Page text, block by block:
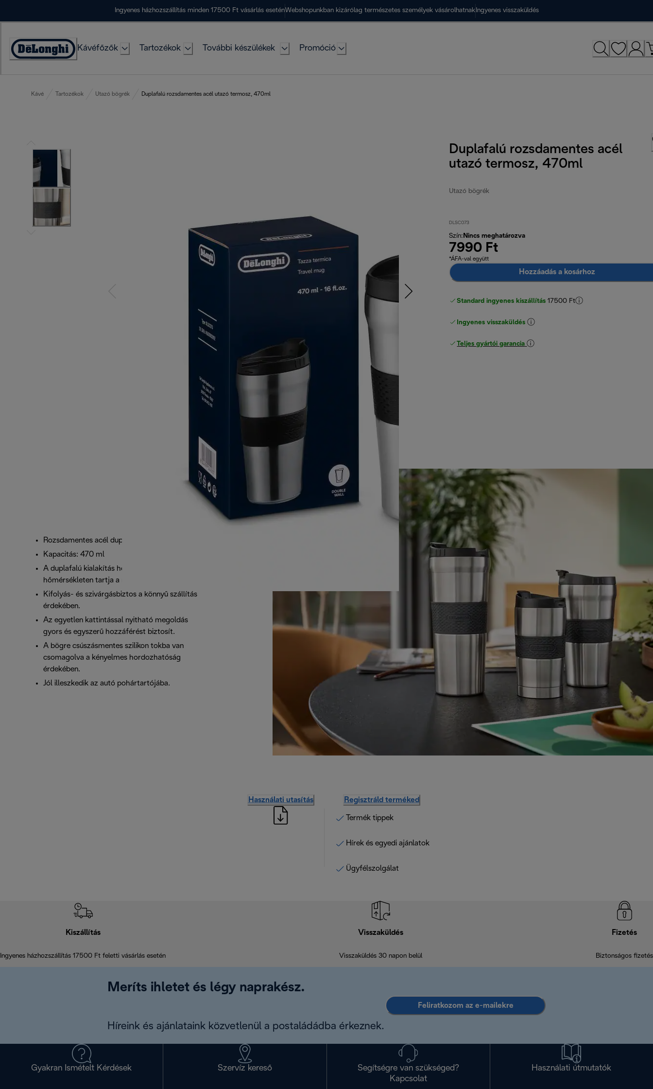
Ingyenes házhozszállítás minden 17500 Ft vásárlás eseténWebshopunkban kizárólag természetes személyek vásárolhatnak Ingyenes visszaküldés
Accessibility
Kávéfőzők Tartozékok További készülékek Promóció
Kávé Tartozékok Utazó bögrék Duplafalú rozsdamentes acél utazó termosz, 470ml
Duplafalú rozsdamentes acél
utazó termosz, 470ml
Utazó bögrék
DLSC073
Szín: Nincs meghatározva
7990 Ft
*ÁFA-val együtt
Hozzáadás a kosárhoz
Standard ingyenes kiszállítás 17500 Ft
Ingyenes visszaküldés
Teljes gyártói garancia
Rozsdamentes acél duplafalú termikus bögre
Kapacitás: 470 ml
A duplafalú kialakítás hosszú ideig ideális
hőmérsékleten tartja a meleg és hideg italokat.
Kifolyás- és szivárgásbiztos a könnyű szállítás
érdekében.
Az egyetlen kattintással nyitható megoldás
gyors és egyszerű hozzáférést biztosít.
A bögre csúszásmentes szilikon tokba van
csomagolva a kényelmes hordozhatóság
érdekében.
Jól illeszkedik az autó pohártartójába.
Használati utasítás Regisztráld terméked
Termék tippek
Hírek és egyedi ajánlatok
Ügyfélszolgálat
Kiszállítás
Ingyenes házhozszállítás 17500 Ft feletti vásárlás esetén
Visszaküldés
Visszaküldés 30 napon belül
Fizetés
Biztonságos fizetés
Meríts ihletet és légy naprakész.
Híreink és ajánlataink közvetlenül a postaládádba érkeznek.
Feliratkozom az e-mailekre
Gyakran Ismételt Kérdések Szervíz kereső
Segítségre van szükséged?
Kapcsolat
Használati útmutatók